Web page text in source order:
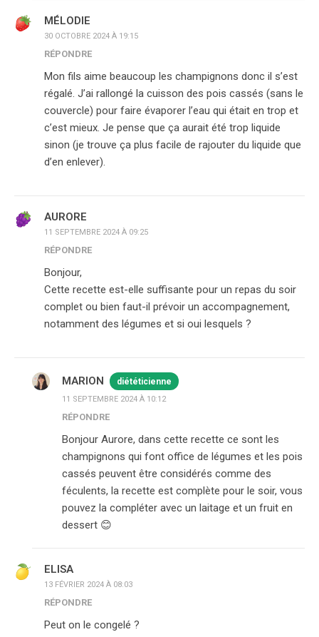
MÉLODIE
30 OCTOBRE 2024 À 19:15
RÉPONDRE
Mon fils aime beaucoup les champignons donc il s’est
régalé. J’ai rallongé la cuisson des pois cassés (sans le
couvercle) pour faire évaporer l’eau qui était en trop et
c’est mieux. Je pense que ça aurait été trop liquide
sinon (je trouve ça plus facile de rajouter du liquide que
d’en enlever).
AURORE
11 SEPTEMBRE 2024 À 09:25
RÉPONDRE
Bonjour,
Cette recette est-elle suffisante pour un repas du soir
complet ou bien faut-il prévoir un accompagnement,
notamment des légumes et si oui lesquels ?
MARION diététicienne
11 SEPTEMBRE 2024 À 10:12
RÉPONDRE
Bonjour Aurore, dans cette recette ce sont les
champignons qui font office de légumes et les pois
cassés peuvent être considérés comme des
féculents, la recette est complète pour le soir, vous
pouvez la compléter avec un laitage et un fruit en
dessert 😊
ELISA
13 FÉVRIER 2024 À 08:03
RÉPONDRE
Peut on le congelé ?